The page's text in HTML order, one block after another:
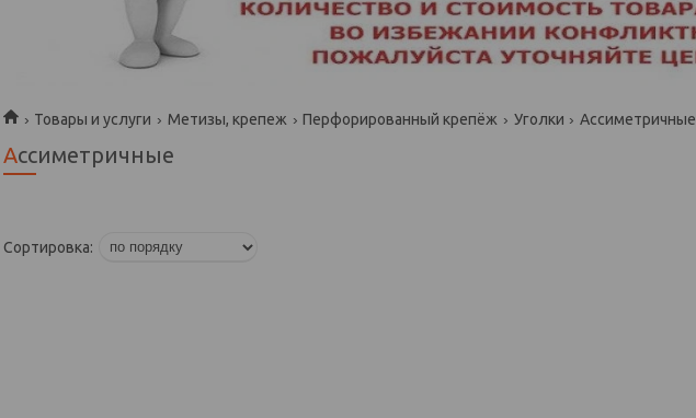
Товары и услуги Метизы, крепеж Перфорированный крепёж Уголки Ассиметричные
Ассиметричные